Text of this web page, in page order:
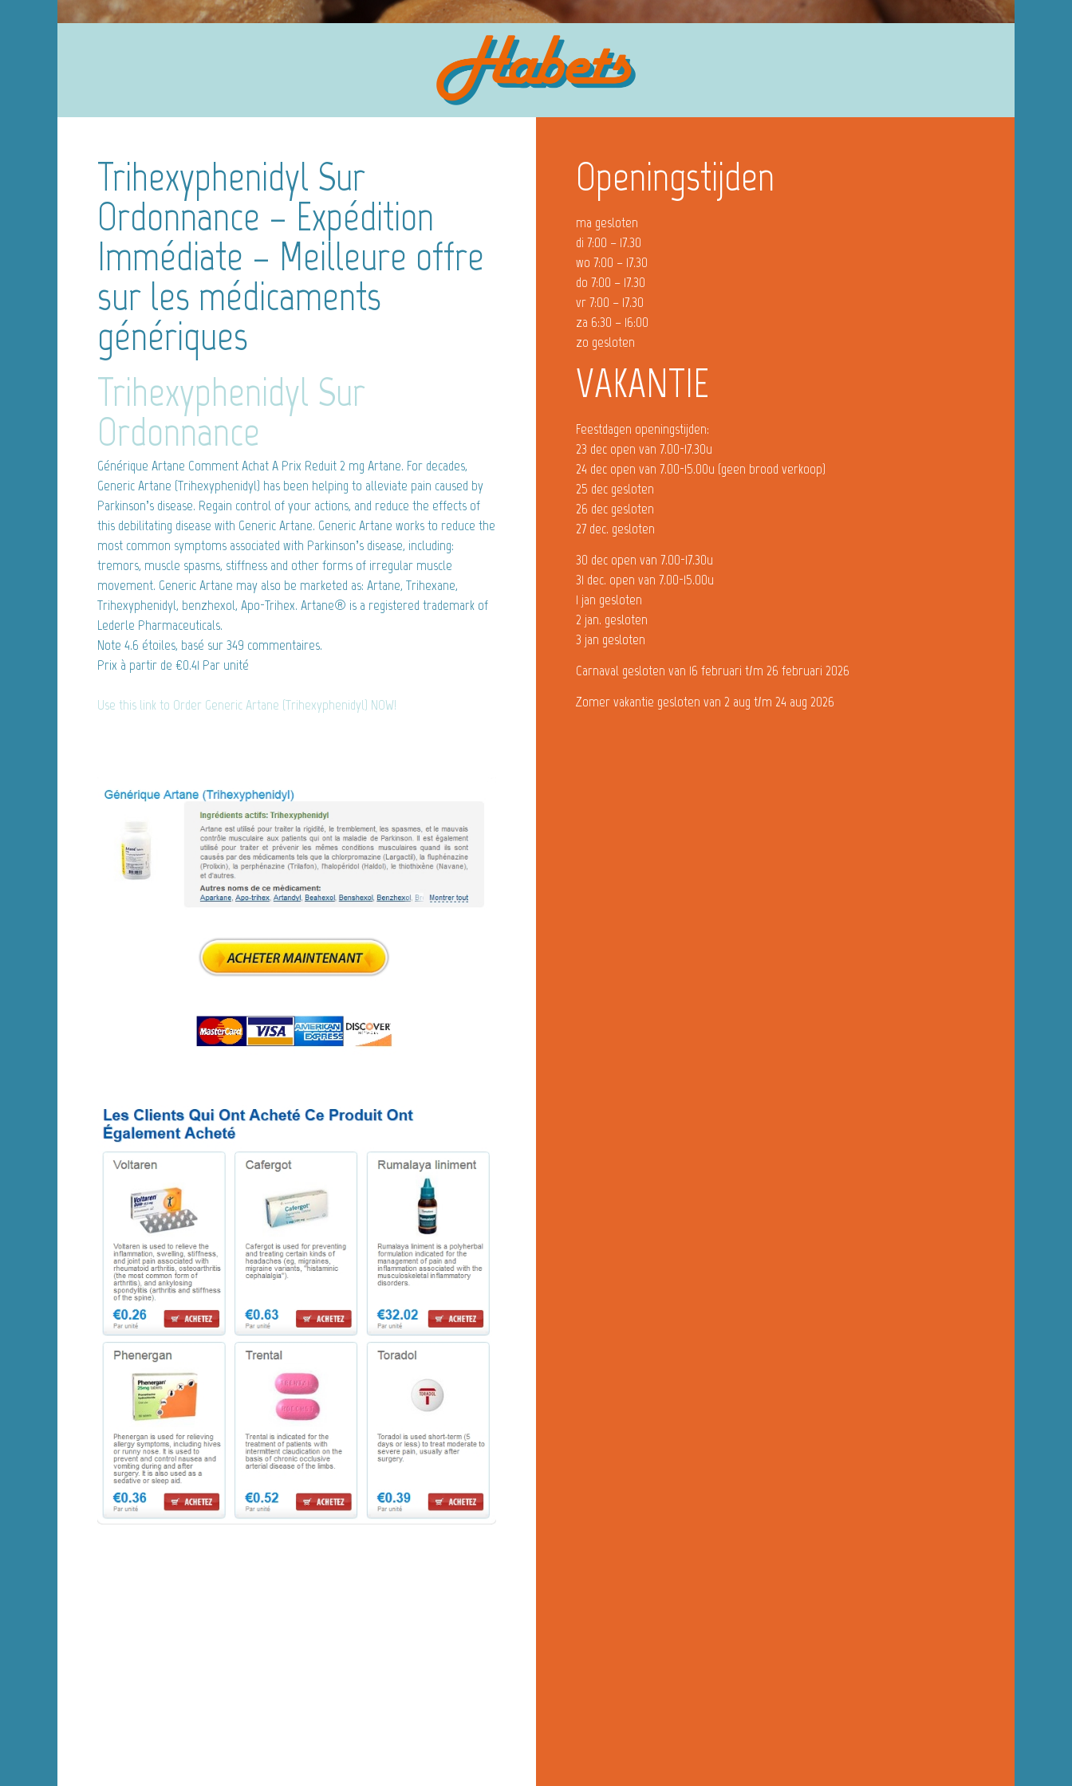
Trihexyphenidyl Sur
Ordonnance – Expédition
Immédiate – Meilleure offre
sur les médicaments
génériques
Trihexyphenidyl Sur
Ordonnance
Générique Artane Comment Achat A Prix Reduit 2 mg Artane. For decades,
Generic Artane (Trihexyphenidyl) has been helping to alleviate pain caused by
Parkinson’s disease. Regain control of your actions, and reduce the effects of
this debilitating disease with Generic Artane. Generic Artane works to reduce the
most common symptoms associated with Parkinson’s disease, including:
tremors, muscle spasms, stiffness and other forms of irregular muscle
movement. Generic Artane may also be marketed as: Artane, Trihexane,
Trihexyphenidyl, benzhexol, Apo-Trihex. Artane® is a registered trademark of
Lederle Pharmaceuticals.
Note 4.6 étoiles, basé sur349 commentaires.
Prix à partir de €0.41 Par unité
Use this link to Order Generic Artane (Trihexyphenidyl) NOW!
Openingstijden
ma gesloten
di 7:00 – 17.30
wo 7:00 – 17.30
do 7:00 – 17.30
vr 7:00 – 17.30
za 6:30 – 16:00
zo gesloten
VAKANTIE
Feestdagen openingstijden:
23 dec open van 7.00-17.30u
24 dec open van 7.00-15.00u (geen brood verkoop)
25 dec gesloten
26 dec gesloten
27 dec. gesloten
30 dec open van 7.00-17.30u
31 dec. open van 7.00-15.00u
1 jan gesloten
2 jan. gesloten
3 jan gesloten
Carnaval gesloten van 16 februari t/m 26 februari 2026
Zomer vakantie gesloten van 2 aug t/m 24 aug 2026